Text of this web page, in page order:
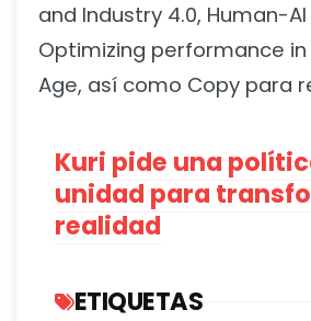
and Industry 4.0, Human-
Optimizing performance
Age, así como Copy para
Kuri pide una
unidad para
realidad
ETIQUETAS